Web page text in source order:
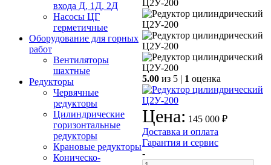
входа Д, 1Д, 2Д
Насосы ЦГ
герметичные
Оборудование для горных
работ
Вентиляторы
шахтные
Редукторы
Червячные
редукторы
Цилиндрические
горизонтальные
редукторы
Крановые редукторы
Коническо-
5.00 из 5 | 1 оценка
Цена: 145 000 ₽
Доставка и оплата
Гарантия и сервис
-